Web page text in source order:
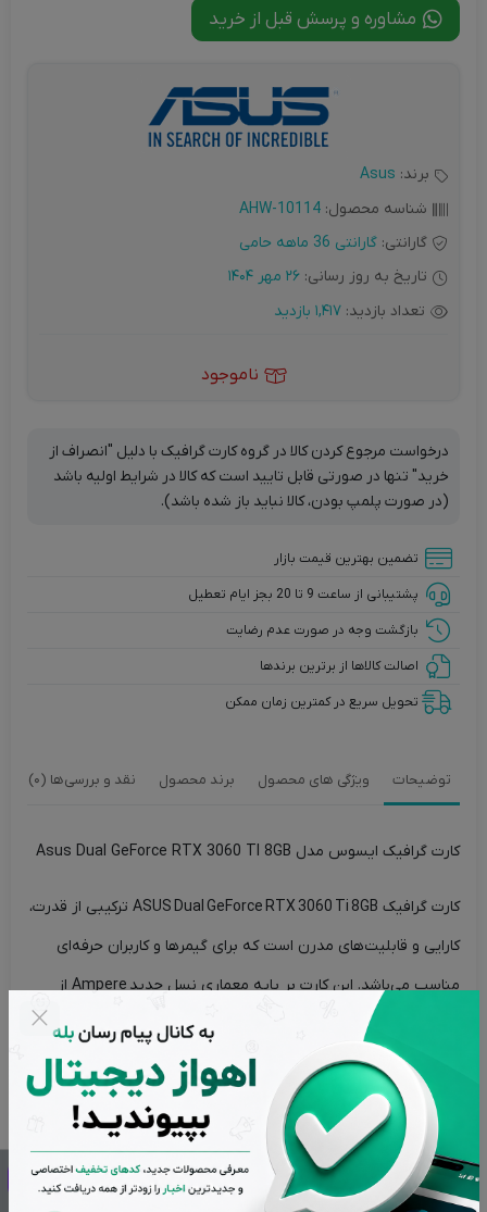
مشاوره و پرسش قبل از خرید
برند: Asus
شناسه محصول: AHW-10114
گارانتی: گارانتی 36 ماهه حامی
تاریخ به روز رسانی: 26 مهر 1404
تعداد بازدید: 1,417 بازدید
ناموجود
درخواست مرجوع کردن کالا در گروه کارت گرافیک با دلیل "انصراف از
خرید" تنها در صورتی قابل تایید است که کالا در شرایط اولیه باشد
(در صورت پلمپ بودن، کالا نباید باز شده باشد).
تضمین بهترین قیمت بازار
پشتیبانی از ساعت 9 تا 20 بجز ایام تعطیل
بازگشت وجه در صورت عدم رضایت
اصالت کالاها از برترین برندها
تحویل سریع در کمترین زمان ممکن
توضیحات ویژگی های محصول برند محصول نقد و بررسی‌ها (0)
کارت گرافیک ایسوس مدل Asus Dual GeForce RTX 3060 TI 8GB
کارت گرافیک ASUS Dual GeForce RTX 3060 Ti 8GB ترکیبی از قدرت،
کارایی و قابلیت‌های مدرن است که برای گیمرها و کاربران حرفه‌ای
مناسب می‌باشد. این کارت بر پایه معماری نسل جدید Ampere از
ساخته شده و توان می‌دهد بازی‌ها و برنامه‌های
گرافیکی را با کیفیت بالا و روان اجرا کند.
این کارت برای بازی در وضوح 1080p و 1440p با تنظیمات گرافیکی بالا
گزینه بسیار مناسبی است. استفاده از هسته‌های نسل دوم Ray
Tracing و هسته‌های Tensor نسل سوم باعث می‌شود که